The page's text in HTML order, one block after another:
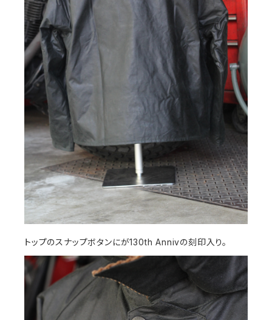
トップのスナップボタンにが130th Annivの刻印入り。